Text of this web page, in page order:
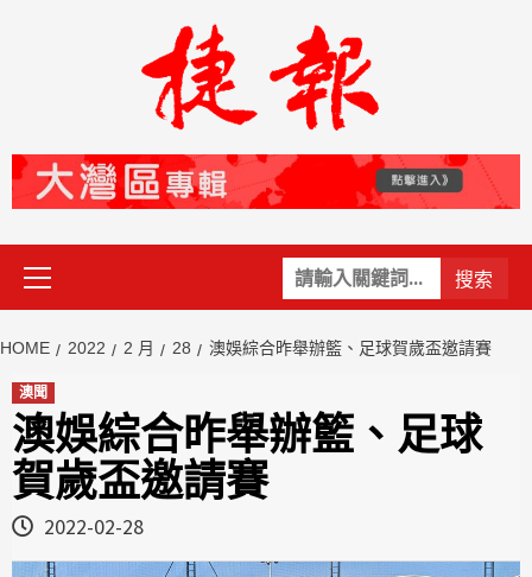
關
鍵
Primary
Menu
HOME 2022 2 月 28 澳娛綜合昨舉辦籃、足球賀歲盃邀請賽
澳聞
澳娛綜合昨舉辦籃、足球
賀歲盃邀請賽
2022-02-28